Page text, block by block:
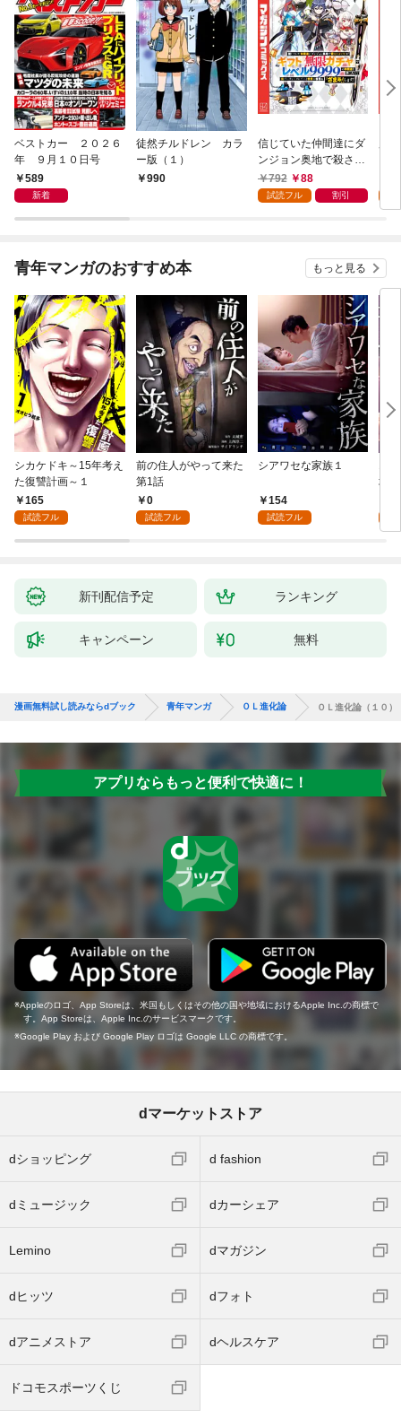
ベストカー ２０２６
年 ９月１０日号
589
新着
徒然チルドレン カラ
ー版（１）
990
信じていた仲間達にダ
ンジョン奥地で殺され
かけたがギフト『無限
ガチャ』でレベル９９
『ざまぁ！』します！
792 88
試読フル 割引
青年マンガのおすすめ本 もっと見る
シカケドキ～15年考え
た復讐計画～１
165
試読フル
前の住人がやって来た
第1話
0
試読フル
シアワセな家族１
154
試読フル
地
新刊配信予定 ランキング
キャンペーン 無料
漫画無料試し読みならdブック 青年マンガ ＯＬ進化論 ＯＬ進化論（１０）
アプリならもっと便利で快適に！
Appleのロゴ、App Storeは、米国もしくはその他の国や地域におけるApple Inc.の商標で
す。App Storeは、Apple Inc.のサービスマークです。
Google Play および Google Play ロゴは Google LLC の商標です。
dマーケットストア
dショッピング d fashion
dミュージック dカーシェア
Lemino dマガジン
dヒッツ dフォト
dアニメストア dヘルスケア
ドコモスポーツくじ